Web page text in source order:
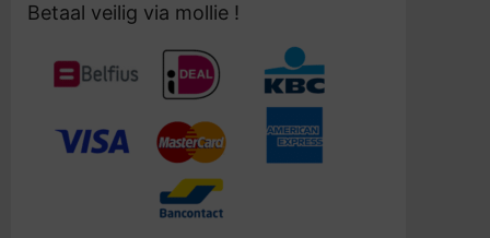
Betaal veilig via mollie !